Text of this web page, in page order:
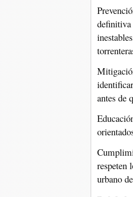
definitiva
antes de
respeten
urbano